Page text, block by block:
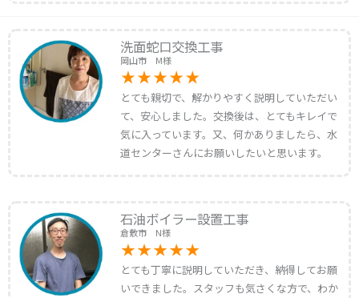
洗面蛇口交換工事
岡山市 M様
とても親切で、解かりやすく説明していただい
て、安心しました。交換後は、とてもキレイで
気に入っています。又、何かありましたら、水
道センターさんにお願いしたいと思います。
石油ボイラー設置工事
倉敷市 N様
とても丁寧に説明していただき、納得してお願
いできました。スタッフも気さくな方で、わか